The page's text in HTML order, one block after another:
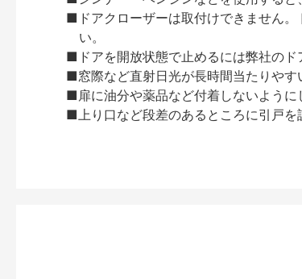
■ドアクローザーは取付けできません
い。
■ドアを開放状態で止めるには弊社の
■窓際など直射日光が長時間当たりや
■扉に油分や薬品など付着しないように
■上り口など段差のあるところに引戸